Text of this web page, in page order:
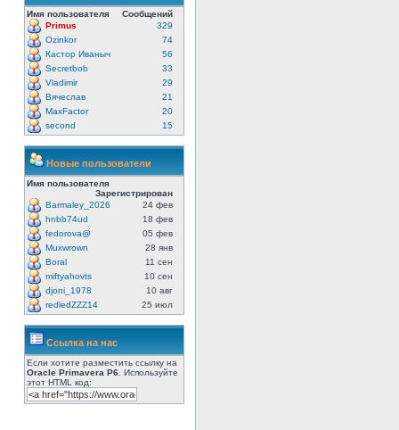
Имя пользователя
Сообщений
Primus
329
Ozinkor
74
Кастор Иваныч
56
Secretbob
33
Vladimir
29
Вячеслав
21
MaxFactor
20
second
15
Новые пользователи
Имя пользователя
Зарегистрирован
Barmaley_2026
24 фев
hnbb74ud
18 фев
fedorova@
05 фев
Muxwrown
28 янв
Boral
11 сен
miftyahovts
10 сен
djoni_1978
10 авг
redledZZZ14
25 июл
Ссылка на нас
Если хотите разместить ссылку на
Oracle Primavera P6 . Используйте
этот HTML код: